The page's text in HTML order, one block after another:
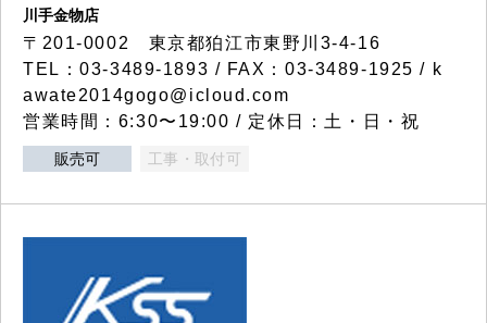
川手金物店
〒201-0002 東京都狛江市東野川3-4-16
TEL：03-3489-1893 / FAX：03-3489-1925 / k
awate2014gogo@icloud.com
営業時間：6:30〜19:00 / 定休日：土・日・祝
販売可 工事・取付可